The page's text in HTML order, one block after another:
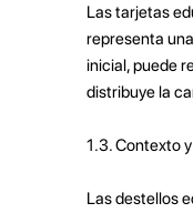
Las tarjetas
representa
inicial, puede
distribuye la
1.3. Contexto
Las destellos